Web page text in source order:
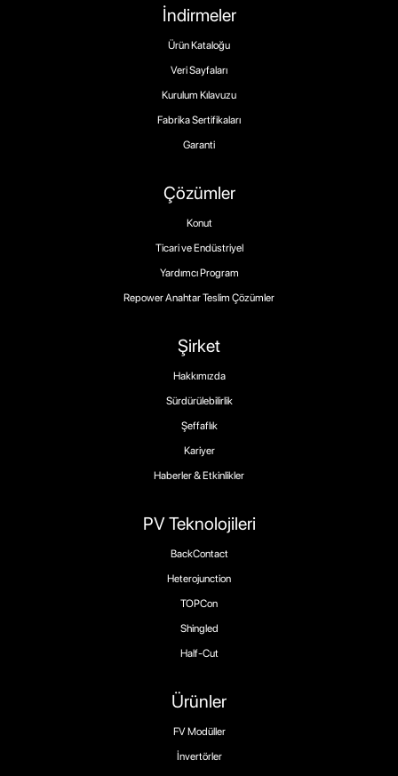
Ürünler
FV Modüller
İnvertörler
PV Teknolojileri
BackContact
Heterojunction
TOPCon
Shingled
Half-Cut
Şirket
Hakkımızda
Sürdürülebilirlik
Şeffaflık
Kariyer
Haberler & Etkinlikler
Çözümler
Konut
Ticari ve Endüstriyel
Yardımcı Program
Repower Anahtar Teslim Çözümler
İndirmeler
Ürün Kataloğu
Veri Sayfaları
Kurulum Kılavuzu
Fabrika Sertifikaları
Garanti